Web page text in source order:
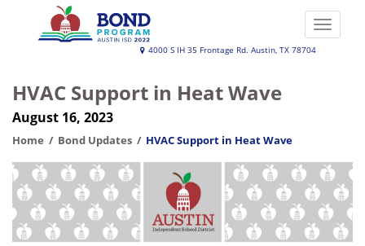
2022
Bond
Program
4000 S IH 35 Frontage Rd. Austin, TX 78704
Toggle
HVAC Support in Heat Wave
August 16, 2023
Home Bond Updates HVAC Support in Heat Wave